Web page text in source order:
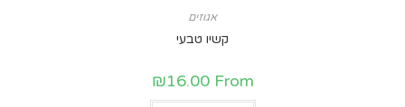
אגוזים
קשיו טבעי
From
₪16.00